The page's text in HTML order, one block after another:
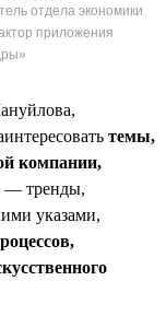
отдела экономики
приложения
темы,
компании,
— тренды,
указами,